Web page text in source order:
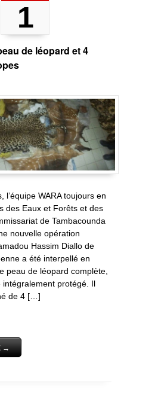
1
de léopard et 4
l’équipe WARA toujours en
des Eaux et Forêts et des
de Tambacounda
nouvelle opération
Hassim Diallo de
a été interpellé en
peau de léopard complète,
intégralement protégé. Il
de 4 […]
→